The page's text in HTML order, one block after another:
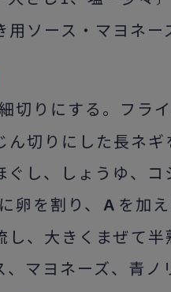
用ソース・マヨネ
切りにする。フラ
ん切りにした長ネ
ぐし、しょうゆ、
卵を割り、 Ａ を加
し、大きくまぜて
、マヨネーズ、青